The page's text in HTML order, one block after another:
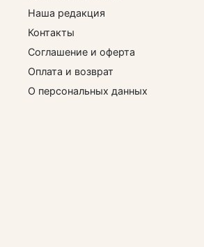
Наша редакция
Контакты
Соглашение и оферта
Оплата и возврат
О персональных данных